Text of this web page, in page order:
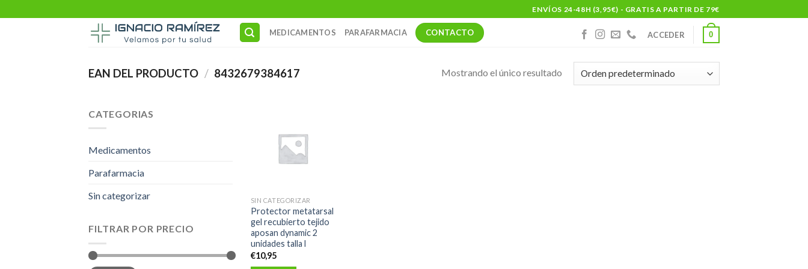
to
ENVÍOS 24-48H (3,95€) - GRATIS A PARTIR DE 79€
MEDICAMENTOS PARAFARMACIA CONTACTO ACCEDER 0
EAN DEL PRODUCTO / 8432679384617 Mostrando el único resultado
CATEGORIAS
Medicamentos
Parafarmacia
Sin categorizar
FILTRAR POR PRECIO
SIN CATEGORIZAR
Protector metatarsal
gel recubierto tejido
aposan dynamic 2
unidades talla l
€10,95